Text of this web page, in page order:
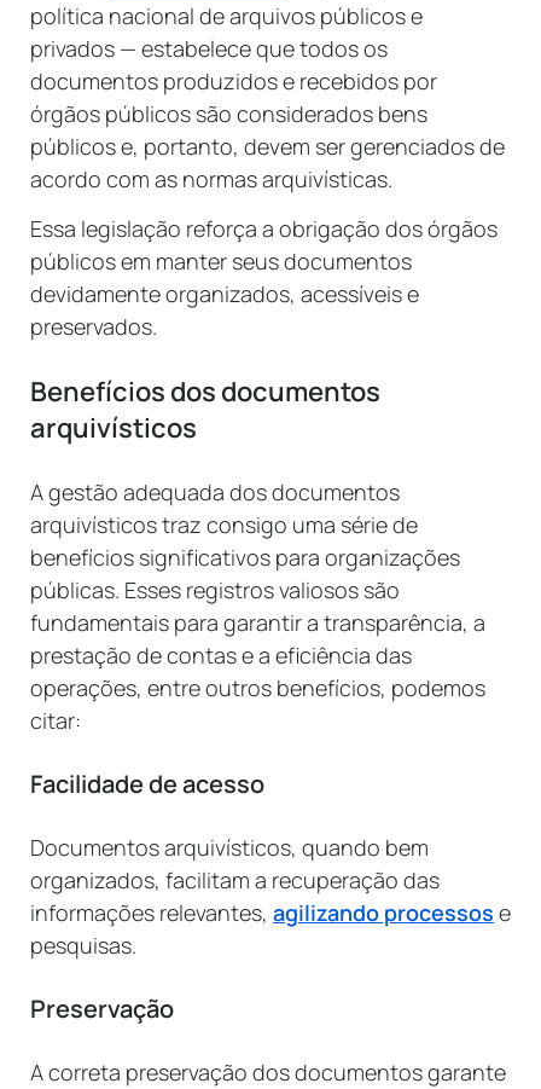
política nacional de arquivos públicos e
privados — estabelece que todos os
documentos produzidos e recebidos por
órgãos públicos são considerados bens
públicos e, portanto, devem ser gerenciados de
acordo com as normas arquivísticas.
Essa legislação reforça a obrigação dos órgãos
públicos em manter seus documentos
devidamente organizados, acessíveis e
preservados.
Benefícios dos documentos
arquivísticos
A gestão adequada dos documentos
arquivísticos traz consigo uma série de
benefícios significativos para organizações
públicas. Esses registros valiosos são
fundamentais para garantir a transparência, a
prestação de contas e a eficiência das
operações, entre outros benefícios, podemos
citar:
Facilidade de acesso
Documentos arquivísticos, quando bem
organizados, facilitam a recuperação das
informações relevantes, agilizando processos e
pesquisas.
Preservação
A correta preservação dos documentos garante